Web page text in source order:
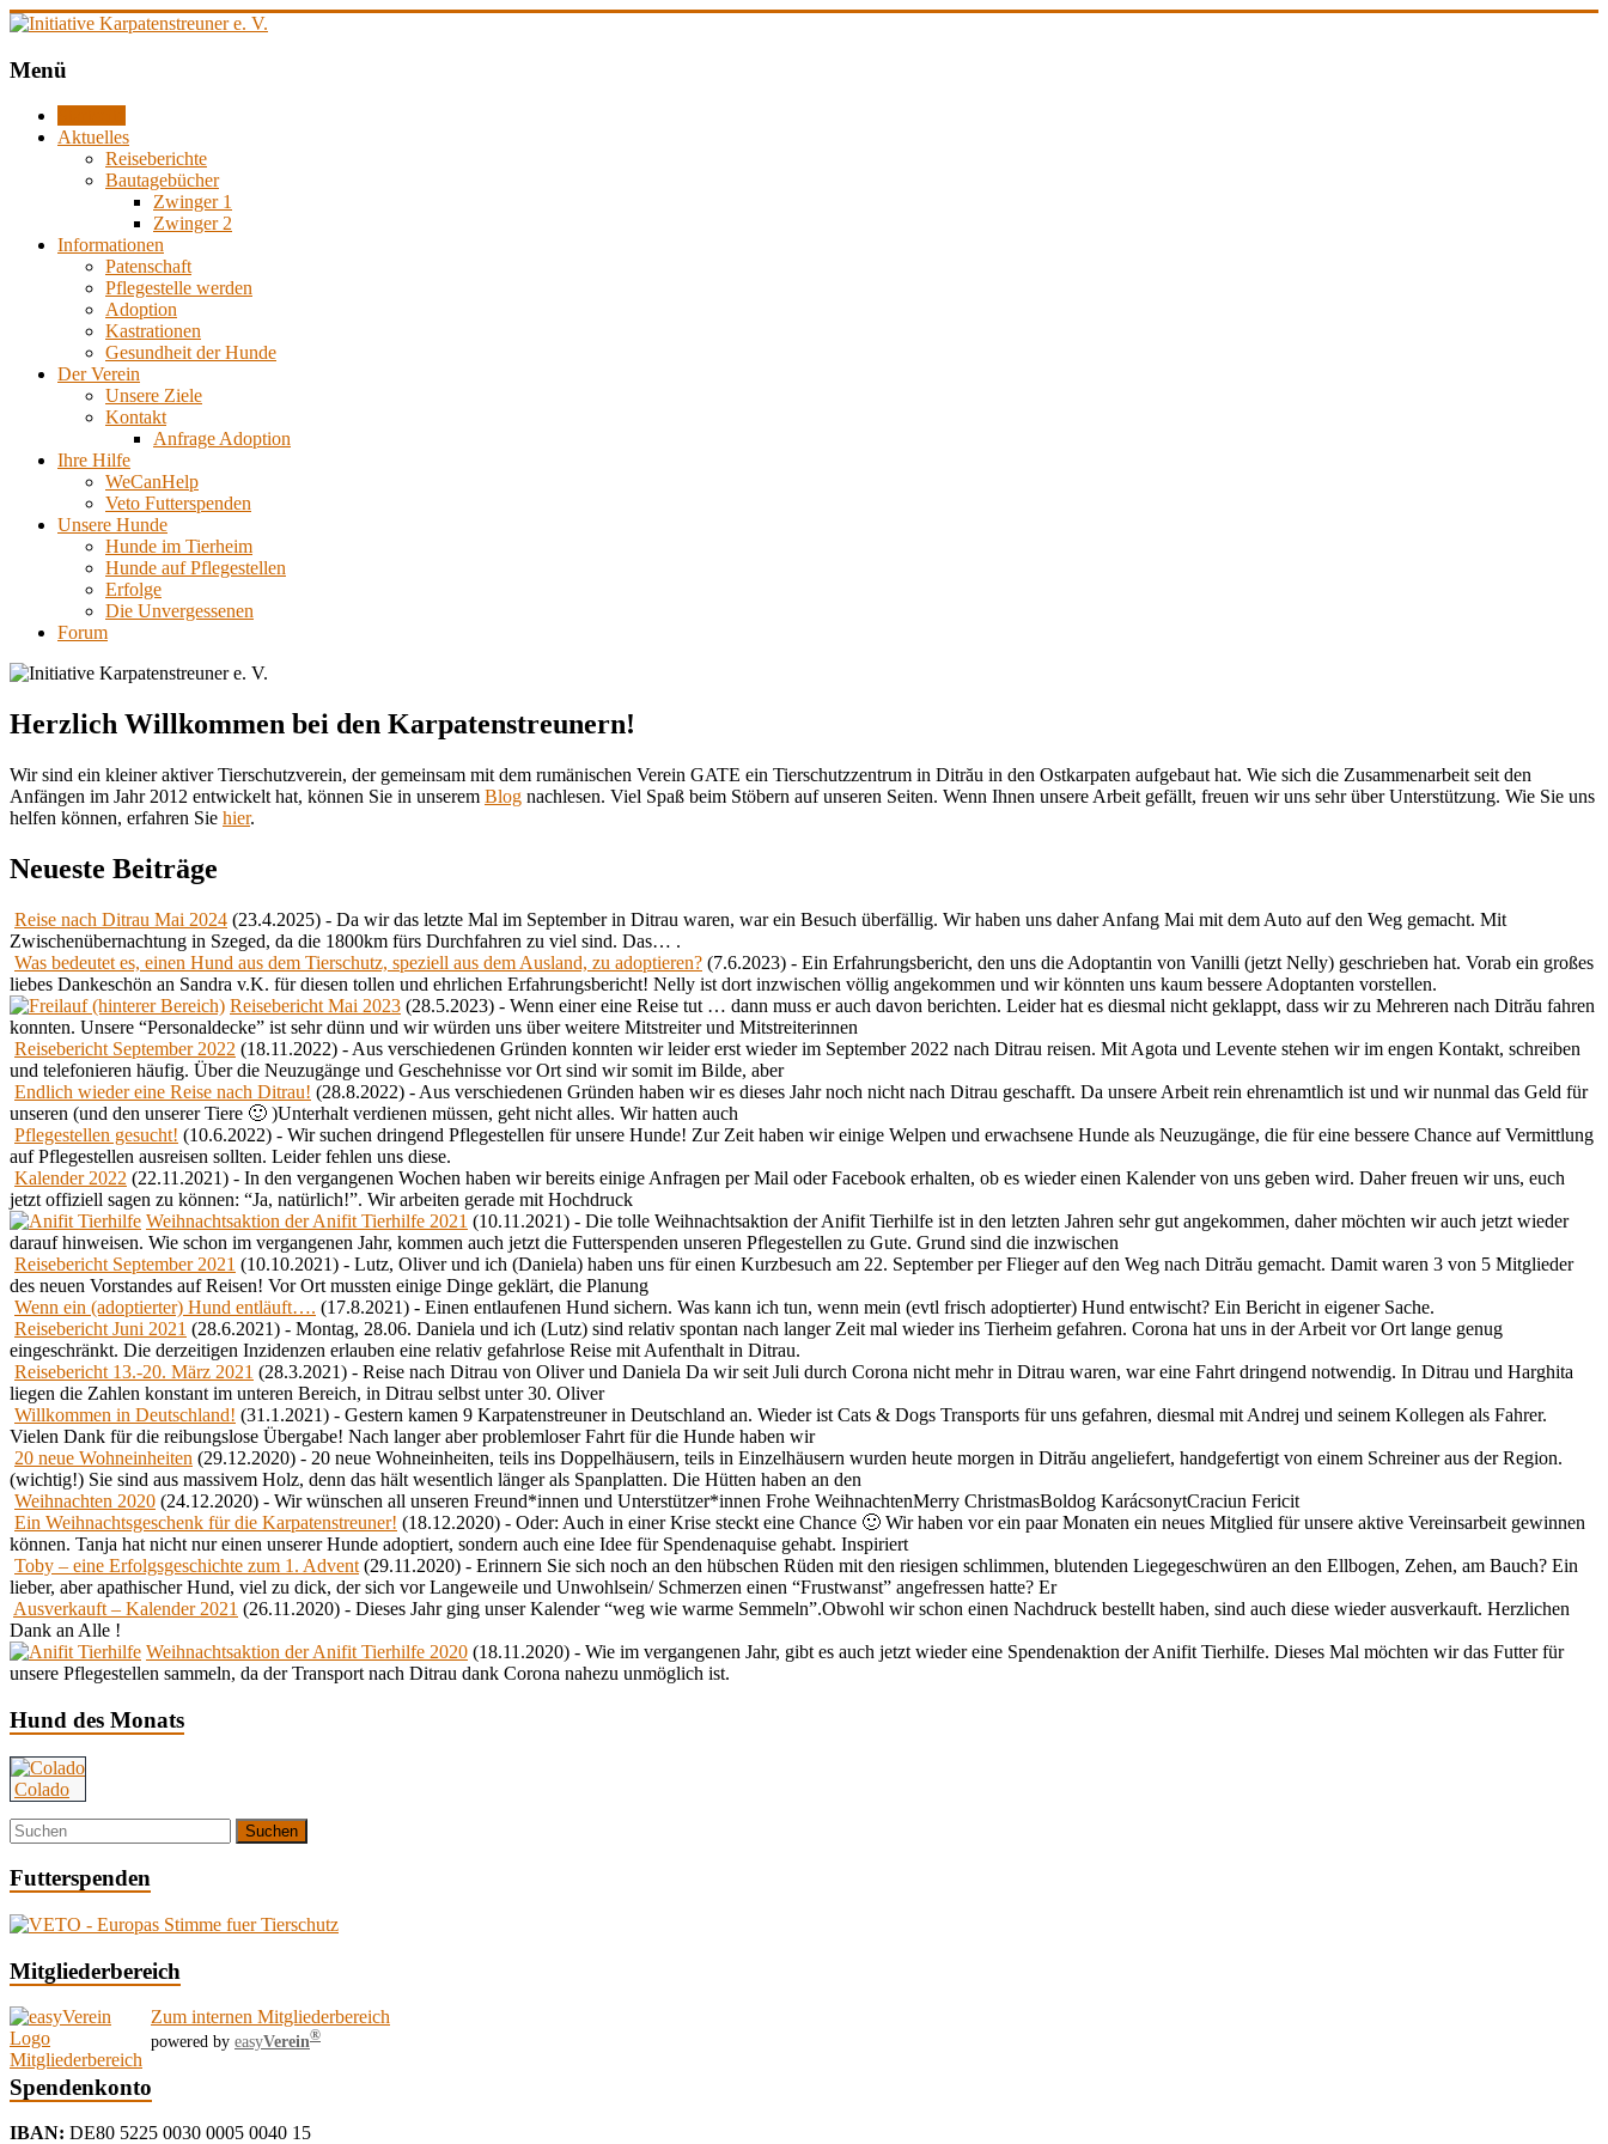
Zum
springen
Initiative
Karpatenstreuner
Tierschutz
Rumänien
Menü
Aktuelles
Reiseberichte
Bautagebücher
Zwinger 1
Zwinger 2
Informationen
Patenschaft
Pflegestelle werden
Adoption
Kastrationen
Gesundheit der Hunde
Der Verein
Unsere Ziele
Kontakt
Anfrage Adoption
Ihre Hilfe
WeCanHelp
Veto Futterspenden
Unsere Hunde
Hunde im Tierheim
Hunde auf Pflegestellen
Erfolge
Die Unvergessenen
Forum
Herzlich Willkommen bei den Karpatenstreunern!
Wir sind ein kleiner aktiver Tierschutzverein, der gemeinsam mit dem rumänischen Verein GATE ein Tierschutzzentrum in Ditrău in den Ostkarpaten aufgebaut hat. Wie sich die Zusammenarbeit seit den
Anfängen im Jahr 2012 entwickelt hat, können Sie in unserem Blog nachlesen. Viel Spaß beim Stöbern auf unseren Seiten. Wenn Ihnen unsere Arbeit gefällt, freuen wir uns sehr über Unterstützung. Wie Sie uns
helfen können, erfahren Sie hier.
Neueste Beiträge
Reise nach Ditrau Mai 2024 (23.4.2025) - Da wir das letzte Mal im September in Ditrau waren, war ein Besuch überfällig. Wir haben uns daher Anfang Mai mit dem Auto auf den Weg gemacht. Mit
Zwischenübernachtung in Szeged, da die 1800km fürs Durchfahren zu viel sind. Das… .
Was bedeutet es, einen Hund aus dem Tierschutz, speziell aus dem Ausland, zu adoptieren? (7.6.2023) - Ein Erfahrungsbericht, den uns die Adoptantin von Vanilli (jetzt Nelly) geschrieben hat. Vorab ein großes
liebes Dankeschön an Sandra v.K. für diesen tollen und ehrlichen Erfahrungsbericht! Nelly ist dort inzwischen völlig angekommen und wir könnten uns kaum bessere Adoptanten vorstellen.
Reisebericht Mai 2023 (28.5.2023) - Wenn einer eine Reise tut … dann muss er auch davon berichten. Leider hat es diesmal nicht geklappt, dass wir zu Mehreren nach Ditrău fahren
konnten. Unsere “Personaldecke” ist sehr dünn und wir würden uns über weitere Mitstreiter und Mitstreiterinnen
Reisebericht September 2022 (18.11.2022) - Aus verschiedenen Gründen konnten wir leider erst wieder im September 2022 nach Ditrau reisen. Mit Agota und Levente stehen wir im engen Kontakt, schreiben
und telefonieren häufig. Über die Neuzugänge und Geschehnisse vor Ort sind wir somit im Bilde, aber
Endlich wieder eine Reise nach Ditrau! (28.8.2022) - Aus verschiedenen Gründen haben wir es dieses Jahr noch nicht nach Ditrau geschafft. Da unsere Arbeit rein ehrenamtlich ist und wir nunmal das Geld für
unseren (und den unserer Tiere 🙂 )Unterhalt verdienen müssen, geht nicht alles. Wir hatten auch
Pflegestellen gesucht! (10.6.2022) - Wir suchen dringend Pflegestellen für unsere Hunde! Zur Zeit haben wir einige Welpen und erwachsene Hunde als Neuzugänge, die für eine bessere Chance auf Vermittlung
auf Pflegestellen ausreisen sollten. Leider fehlen uns diese.
Kalender 2022 (22.11.2021) - In den vergangenen Wochen haben wir bereits einige Anfragen per Mail oder Facebook erhalten, ob es wieder einen Kalender von uns geben wird. Daher freuen wir uns, euch
jetzt offiziell sagen zu können: “Ja, natürlich!”. Wir arbeiten gerade mit Hochdruck
Weihnachtsaktion der Anifit Tierhilfe 2021 (10.11.2021) - Die tolle Weihnachtsaktion der Anifit Tierhilfe ist in den letzten Jahren sehr gut angekommen, daher möchten wir auch jetzt wieder
darauf hinweisen. Wie schon im vergangenen Jahr, kommen auch jetzt die Futterspenden unseren Pflegestellen zu Gute. Grund sind die inzwischen
Reisebericht September 2021 (10.10.2021) - Lutz, Oliver und ich (Daniela) haben uns für einen Kurzbesuch am 22. September per Flieger auf den Weg nach Ditrău gemacht. Damit waren 3 von 5 Mitglieder
des neuen Vorstandes auf Reisen! Vor Ort mussten einige Dinge geklärt, die Planung
Wenn ein (adoptierter) Hund entläuft…. (17.8.2021) - Einen entlaufenen Hund sichern. Was kann ich tun, wenn mein (evtl frisch adoptierter) Hund entwischt? Ein Bericht in eigener Sache.
Reisebericht Juni 2021 (28.6.2021) - Montag, 28.06. Daniela und ich (Lutz) sind relativ spontan nach langer Zeit mal wieder ins Tierheim gefahren. Corona hat uns in der Arbeit vor Ort lange genug
eingeschränkt. Die derzeitigen Inzidenzen erlauben eine relativ gefahrlose Reise mit Aufenthalt in Ditrau.
Reisebericht 13.-20. März 2021 (28.3.2021) - Reise nach Ditrau von Oliver und Daniela Da wir seit Juli durch Corona nicht mehr in Ditrau waren, war eine Fahrt dringend notwendig. In Ditrau und Harghita
liegen die Zahlen konstant im unteren Bereich, in Ditrau selbst unter 30. Oliver
Willkommen in Deutschland! (31.1.2021) - Gestern kamen 9 Karpatenstreuner in Deutschland an. Wieder ist Cats & Dogs Transports für uns gefahren, diesmal mit Andrej und seinem Kollegen als Fahrer.
Vielen Dank für die reibungslose Übergabe! Nach langer aber problemloser Fahrt für die Hunde haben wir
20 neue Wohneinheiten (29.12.2020) - 20 neue Wohneinheiten, teils ins Doppelhäusern, teils in Einzelhäusern wurden heute morgen in Ditrău angeliefert, handgefertigt von einem Schreiner aus der Region.
(wichtig!) Sie sind aus massivem Holz, denn das hält wesentlich länger als Spanplatten. Die Hütten haben an den
Weihnachten 2020 (24.12.2020) - Wir wünschen all unseren Freund*innen und Unterstützer*innen Frohe WeihnachtenMerry ChristmasBoldog KarácsonytCraciun Fericit
Ein Weihnachtsgeschenk für die Karpatenstreuner! (18.12.2020) - Oder: Auch in einer Krise steckt eine Chance 🙂 Wir haben vor ein paar Monaten ein neues Mitglied für unsere aktive Vereinsarbeit gewinnen
können. Tanja hat nicht nur einen unserer Hunde adoptiert, sondern auch eine Idee für Spendenaquise gehabt. Inspiriert
Toby – eine Erfolgsgeschichte zum 1. Advent (29.11.2020) - Erinnern Sie sich noch an den hübschen Rüden mit den riesigen schlimmen, blutenden Liegegeschwüren an den Ellbogen, Zehen, am Bauch? Ein
lieber, aber apathischer Hund, viel zu dick, der sich vor Langeweile und Unwohlsein/ Schmerzen einen “Frustwanst” angefressen hatte? Er
Ausverkauft – Kalender 2021 (26.11.2020) - Dieses Jahr ging unser Kalender “weg wie warme Semmeln”.Obwohl wir schon einen Nachdruck bestellt haben, sind auch diese wieder ausverkauft. Herzlichen
Dank an Alle !
Weihnachtsaktion der Anifit Tierhilfe 2020 (18.11.2020) - Wie im vergangenen Jahr, gibt es auch jetzt wieder eine Spendenaktion der Anifit Tierhilfe. Dieses Mal möchten wir das Futter für
unsere Pflegestellen sammeln, da der Transport nach Ditrau dank Corona nahezu unmöglich ist.
Hund des Monats
Colado
Futterspenden
Mitgliederbereich
Zum internen Mitgliederbereich
powered by easyVerein®
Spendenkonto
IBAN: DE80 5225 0030 0005 0040 15